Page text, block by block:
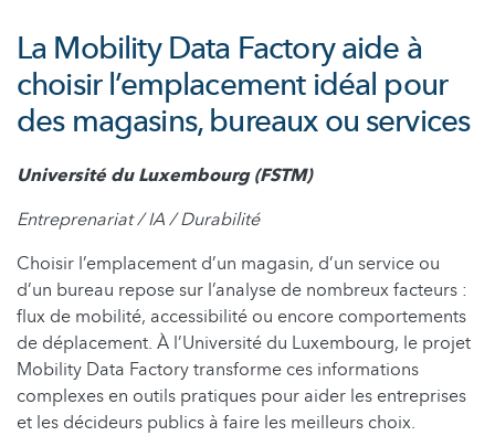
La Mobility Data Factory aide à
choisir l’emplacement idéal pour
des magasins, bureaux ou services
Université du Luxembourg (FSTM)
Entreprenariat / IA / Durabilité
Choisir l’emplacement d’un magasin, d’un service ou
d’un bureau repose sur l’analyse de nombreux facteurs :
flux de mobilité, accessibilité ou encore comportements
de déplacement. À l’Université du Luxembourg, le projet
Mobility Data Factory transforme ces informations
complexes en outils pratiques pour aider les entreprises
et les décideurs publics à faire les meilleurs choix.